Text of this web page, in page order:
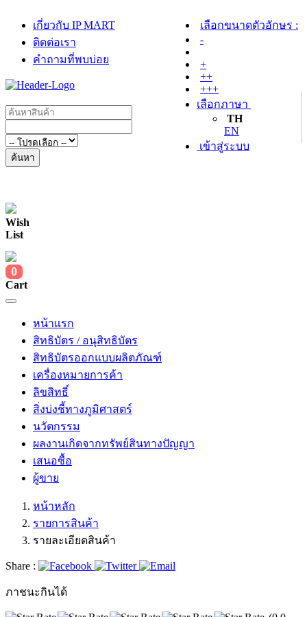
เกี่ยวกับ IP MART
ติดต่อเรา
คำถามที่พบบ่อย
เลือกขนาดตัวอักษร :
-
+
++
+++
เลือกภาษา
TH
EN
เข้าสู่ระบบ
ค้นหา
Wish
List
0
Cart
หน้าแรก
สิทธิบัตร / อนุสิทธิบัตร
สิทธิบัตรออกแบบผลิตภัณฑ์
เครื่องหมายการค้า
ลิขสิทธิ์
สิ่งบ่งชี้ทางภูมิศาสตร์
นวัตกรรม
ผลงานเกิดจากทรัพย์สินทางปัญญา
เสนอซื้อ
ผู้ขาย
หน้าหลัก
รายการสินค้า
รายละเอียดสินค้า
Share :
ภาชนะกินได้